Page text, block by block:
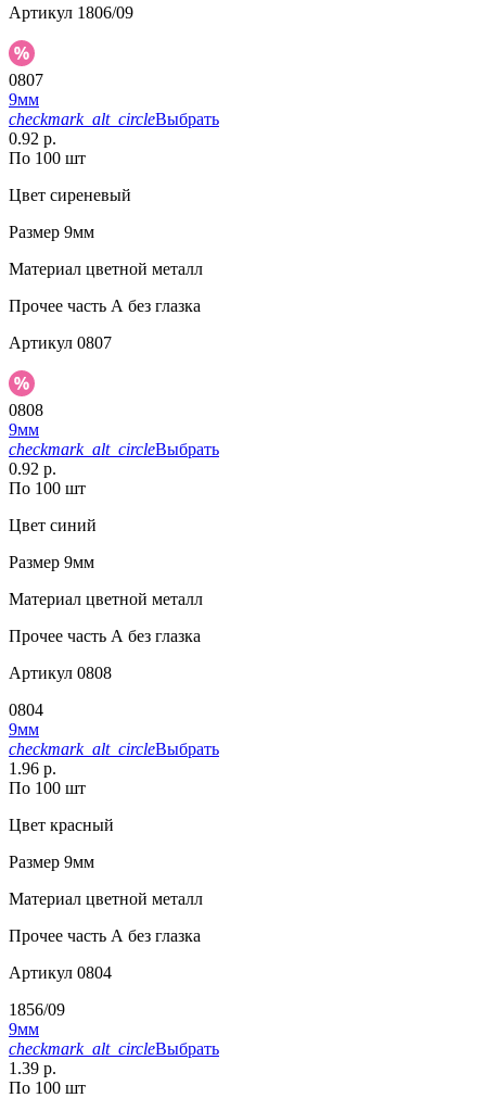
Артикул 1806/09
0807
9мм
checkmark_alt_circleВыбрать
0.92 р.
По 100 шт
Цвет сиреневый
Размер 9мм
Материал цветной металл
Прочее часть А без глазка
Артикул 0807
0808
9мм
checkmark_alt_circleВыбрать
0.92 р.
По 100 шт
Цвет синий
Размер 9мм
Материал цветной металл
Прочее часть А без глазка
Артикул 0808
0804
9мм
checkmark_alt_circleВыбрать
1.96 р.
По 100 шт
Цвет красный
Размер 9мм
Материал цветной металл
Прочее часть А без глазка
Артикул 0804
1856/09
9мм
checkmark_alt_circleВыбрать
1.39 р.
По 100 шт